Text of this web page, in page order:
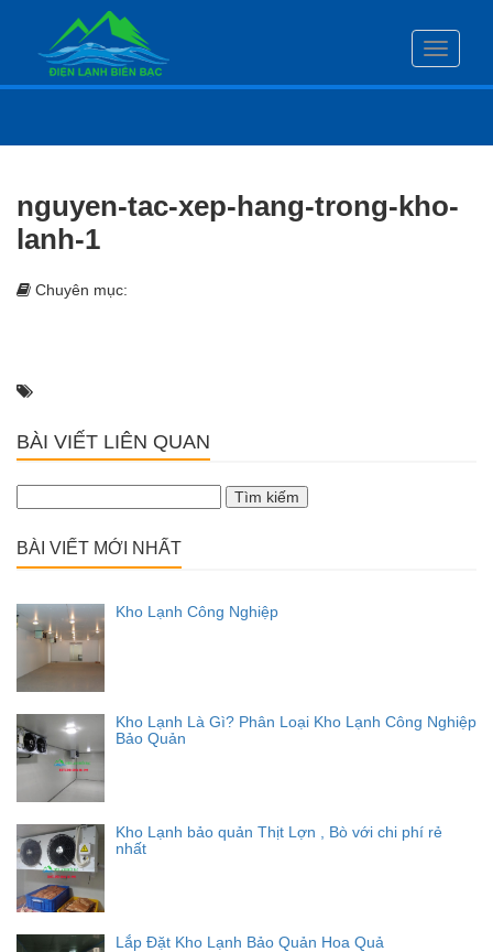
Toggle
nguyen-tac-xep-hang-trong-kho-
lanh-1
Chuyên mục:
BÀI VIẾT LIÊN QUAN
kiếm
BÀI VIẾT MỚI NHẤT
Kho Lạnh Công Nghiệp
Kho Lạnh Là Gì? Phân Loại Kho Lạnh Công Nghiệp
Bảo Quản
Kho Lạnh bảo quản Thịt Lợn , Bò với chi phí rẻ
nhất
Lắp Đặt Kho Lạnh Bảo Quản Hoa Quả